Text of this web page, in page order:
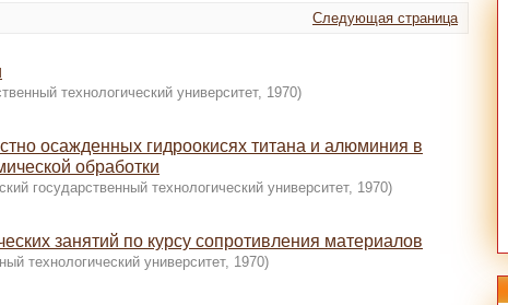
Следующая страница
технологический университет, 1970)
осажденных гидроокисях титана и алюминия в
обработки
государственный технологический университет, 1970)
занятий по курсу сопротивления материалов
технологический университет, 1970)